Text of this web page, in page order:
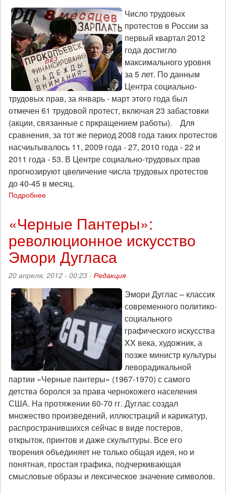
Число трудовых
протестов в России за
первый квартал 2012
года достигло
максимального уровня
за 5 лет. По данным
Центра социально-
трудовых прав, за январь - март этого года был
отмечен 61 трудовой протест, включая 23 забастовки
(акции, связанные с пркращением работы). Для
сравнения, за тот же период 2008 года таких протестов
насчиьтывалось 11, 2009 года - 27, 2010 года - 22 и
2011 года - 53. В Центре социально-трудовых прав
прогнозируют цвеличение числа трудовых протестов
до 40-45 в месяц.
Подробнее
сопротивление
«Черные Пантеры»:
революционное искусство
Эмори Дугласа
20 апреля, 2012 - 00:23 - Редакция
Эмори Дуглас – классик
современного политико-
социального
графического искусства
XX века, художник, а
позже министр культуры
леворадикальной
партии «Черные пантеры» (1967-1970) с самого
детства боролся за права чернокожего населения
США. На протяжении 60-70 гг. Дуглас создал
множество произведений, иллюстраций и карикатур,
распространившихся сейчас в виде постеров,
открыток, принтов и даже скульптуры. Все его
творения объединяет не только общая идея, но и
понятная, простая графика, подчеркивающая
смысловые образы и лексическое значение символов.